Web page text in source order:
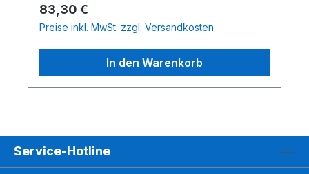
Regulärer Preis:
83,30 €
Preise inkl. MwSt. zzgl. Versandkosten
In den Warenkorb
Service-Hotline